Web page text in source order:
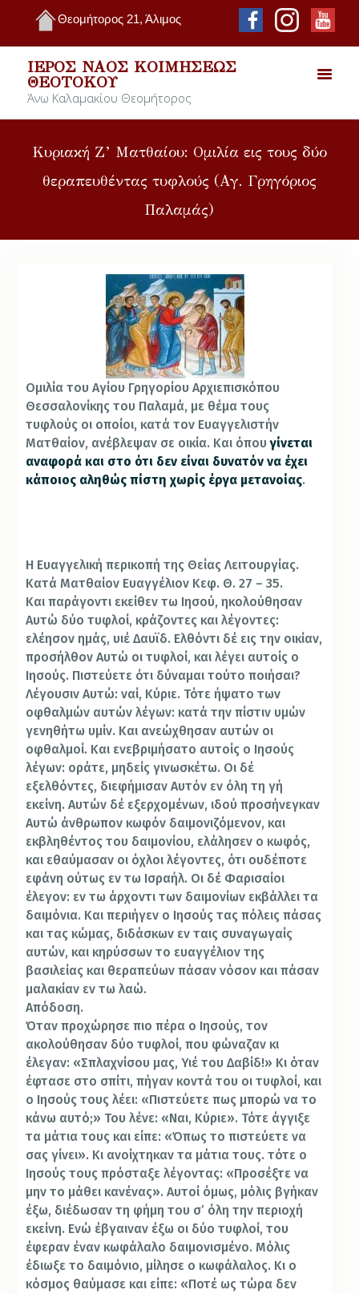
Θεομήτορος 21, Άλιμος
ΙΕΡΌΣ ΝΑΌΣ ΚΟΙΜΉΣΕΩΣ
ΘΕΟΤΌΚΟΥ
Άνω Καλαμακίου Θεομήτορος
Κυριακή Ζ’ Ματθαίου: Ομιλία εις τους δύο
θεραπευθέντας τυφλούς (Αγ. Γρηγόριος
Παλαμάς)
Ομιλία του Αγίου Γρηγορίου Αρχιεπισκόπου
Θεσσαλονίκης του Παλαμά, με θέμα τους
τυφλούς οι οποίοι, κατά τον Ευαγγελιστήν
Ματθαίον, ανέβλεψαν σε οικία. Και όπουγίνεται
αναφορά και στο ότι δεν είναι δυνατόν να έχει
κάποιος αληθώς πίστη χωρίς έργα μετανοίας.
Η Ευαγγελική περικοπή της Θείας Λειτουργίας.
Κατά Ματθαίον Ευαγγέλιον Κεφ. Θ. 27 – 35.
Και παράγοντι εκείθεν τω Ιησού, ηκολούθησαν
Αυτώ δύο τυφλοί, κράζοντες και λέγοντες:
ελέησον ημάς, υιέ Δαυϊδ. Ελθόντι δέ εις την οικίαν,
προσήλθον Αυτώ οι τυφλοί, και λέγει αυτοίς ο
Ιησούς. Πιστεύετε ότι δύναμαι τούτο ποιήσαι?
Λέγουσιν Αυτώ: ναί, Κύριε. Τότε ήψατο των
οφθαλμών αυτών λέγων: κατά την πίστιν υμών
γενηθήτω υμίν. Και ανεώχθησαν αυτών οι
οφθαλμοί. Και ενεβριμήσατο αυτοίς ο Ιησούς
λέγων: οράτε, μηδείς γινωσκέτω. Οι δέ
εξελθόντες, διεφήμισαν Αυτόν εν όλη τη γή
εκείνη. Αυτών δέ εξερχομένων, ιδού προσήνεγκαν
Αυτώ άνθρωπον κωφόν δαιμονιζόμενον, και
εκβληθέντος του δαιμονίου, ελάλησεν ο κωφός,
και εθαύμασαν οι όχλοι λέγοντες, ότι ουδέποτε
εφάνη ούτως εν τω Ισραήλ. Οι δέ Φαρισαίοι
έλεγον: εν τω άρχοντι των δαιμονίων εκβάλλει τα
δαιμόνια. Και περιήγεν ο Ιησούς τας πόλεις πάσας
και τας κώμας, διδάσκων εν ταις συναγωγαίς
αυτών, και κηρύσσων το ευαγγέλιον της
βασιλείας και θεραπεύων πάσαν νόσον και πάσαν
μαλακίαν εν τω λαώ.
Απόδοση.
Όταν προχώρησε πιο πέρα ο Ιησούς, τον
ακολούθησαν δύο τυφλοί, που φώναζαν κι
έλεγαν: «Σπλαχνίσου μας, Υιέ του Δαβίδ!» Κι όταν
έφτασε στο σπίτι, πήγαν κοντά του οι τυφλοί, και
ο Ιησούς τους λέει: «Πιστεύετε πως μπορώ να το
κάνω αυτό;» Του λένε: «Ναι, Κύριε». Τότε άγγιξε
τα μάτια τους και είπε: «Όπως το πιστεύετε να
σας γίνει». Κι ανοίχτηκαν τα μάτια τους. τότε ο
Ιησούς τους πρόσταξε λέγοντας: «Προσέξτε να
μην το μάθει κανένας». Αυτοί όμως, μόλις βγήκαν
έξω, διέδωσαν τη φήμη του σ’ όλη την περιοχή
εκείνη. Ενώ έβγαιναν έξω οι δύο τυφλοί, του
έφεραν έναν κωφάλαλο δαιμονισμένο. Μόλις
έδιωξε το δαιμόνιο, μίλησε ο κωφάλαλος. Κι ο
κόσμος θαύμασε και είπε: «Ποτέ ως τώρα δεν